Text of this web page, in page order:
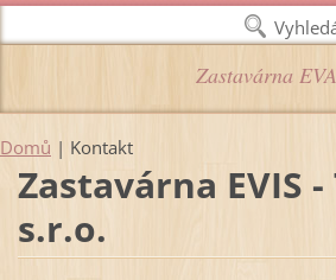
Zastavárna EVA
Domů | Kontakt
Zastavárna EVIS -
s.r.o.